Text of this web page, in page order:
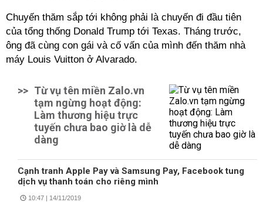
Chuyến thăm sắp tới không phải là chuyến đi đầu tiên
của tổng thống Donald Trump tới Texas. Tháng trước,
ông đã cùng con gái và cố vấn của mình đến thăm nhà
máy Louis Vuitton ở Alvarado.
>> Từ vụ tên miền Zalo.vn
tạm ngừng hoạt động:
Làm thương hiệu trực
tuyến chưa bao giờ là dễ
dàng
Cạnh tranh Apple Pay và Samsung Pay, Facebook tung
dịch vụ thanh toán cho riêng mình
10:47 | 14/11/2019